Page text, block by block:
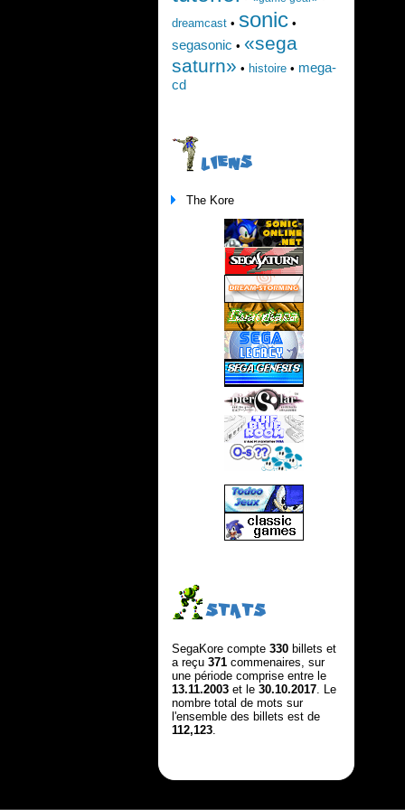
dreamcast • sonic •
segasonic •«sega
saturn» • histoire • mega-
cd
LIENS
The Kore
STATS
SegaKore compte330 billets et
a reçu371 commenaires, sur
une période comprise entre le
13.11.2003 et le30.10.2017. Le
nombre total de mots sur
l'ensemble des billets est de
112,123.